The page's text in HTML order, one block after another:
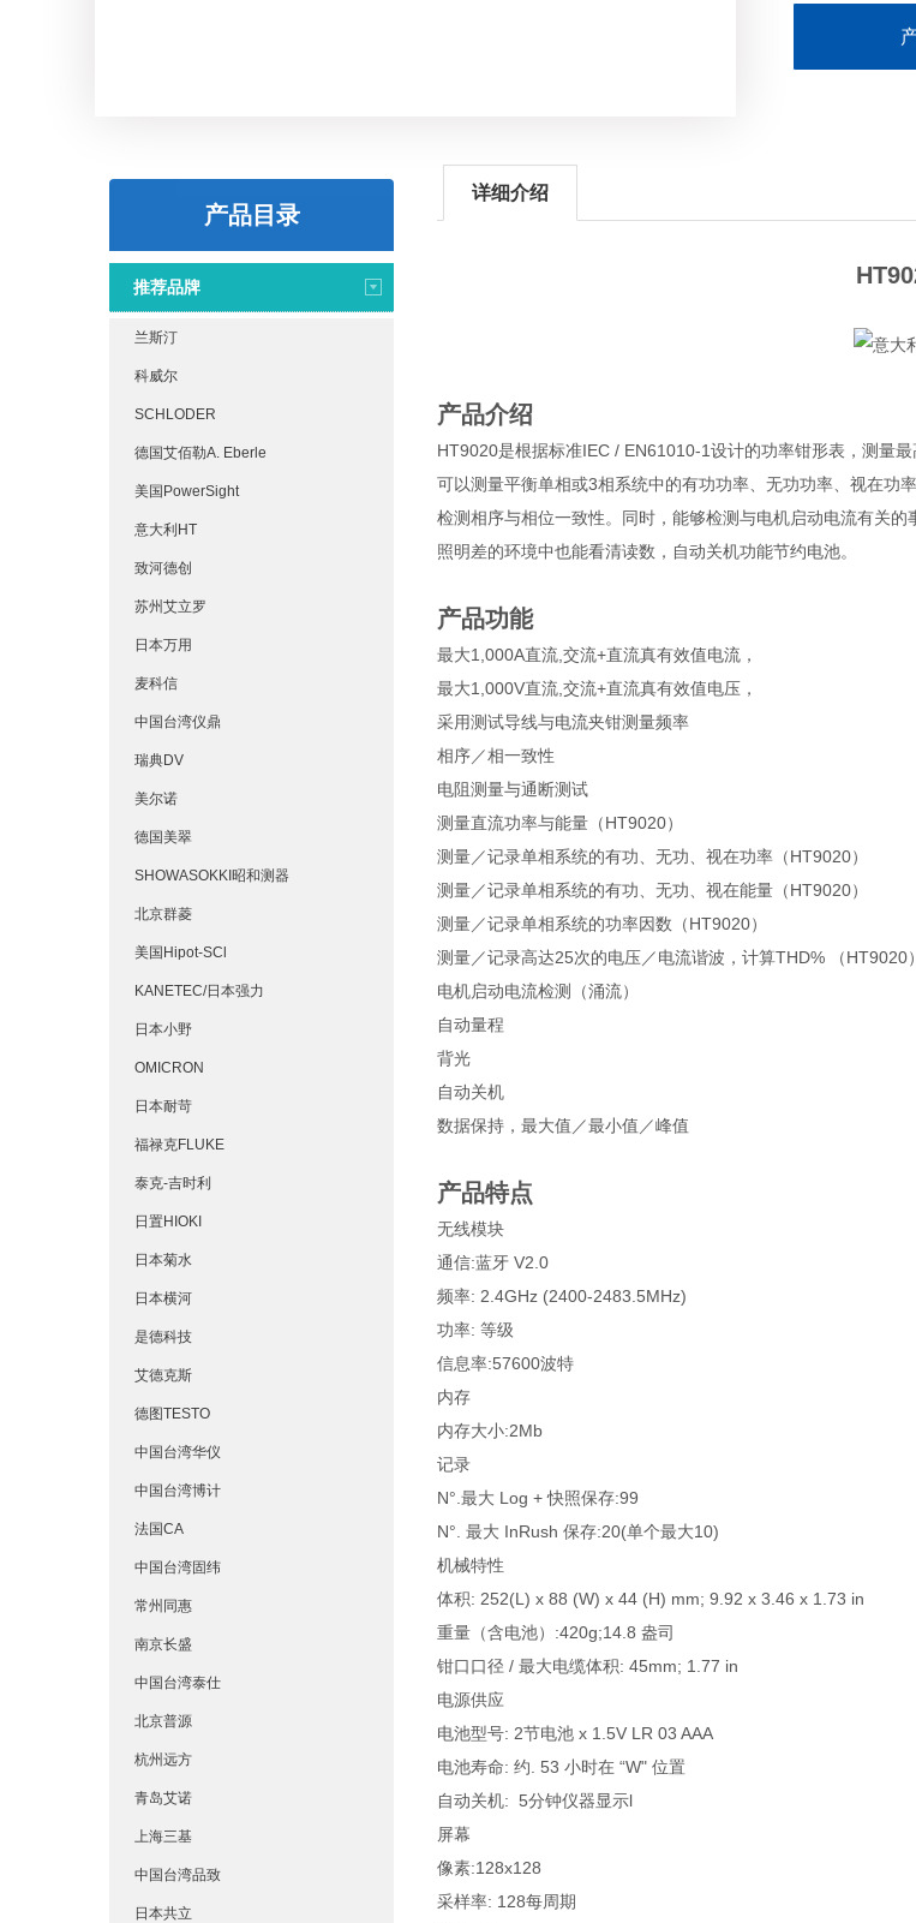
产品目录
推荐品牌
兰斯汀
科威尔
SCHLODER
德国艾佰勒A. Eberle
美国PowerSight
意大利HT
致河德创
苏州艾立罗
日本万用
麦科信
中国台湾仪鼎
瑞典DV
美尔诺
德国美翠
SHOWASOKKI昭和测器
北京群菱
美国Hipot-SCl
KANETEC/日本强力
日本小野
OMICRON
日本耐苛
福禄克FLUKE
泰克-吉时利
日置HIOKI
日本菊水
日本横河
是德科技
艾德克斯
德图TESTO
中国台湾华仪
中国台湾博计
法国CA
中国台湾固纬
常州同惠
南京长盛
中国台湾泰仕
北京普源
杭州远方
青岛艾诺
上海三基
中国台湾品致
日本共立
详细介绍
产品介绍
HT9020是根据标准IEC / EN61010-1设计的功率钳形表，测量
可以测量平衡单相或3相系统中的有功功率、无功功率、视在功
检测相序与相位一致性。同时，能够检测与电机启动电流有关
照明差的环境中也能看清读数，自动关机功能节约电池。
产品功能
最大1,000A直流,交流+直流真有效值电流，
最大1,000V直流,交流+直流真有效值电压，
采用测试导线与电流夹钳测量频率
相序／相一致性
电阻测量与通断测试
测量直流功率与能量（HT9020）
测量／记录单相系统的有功、无功、视在功率（HT9020）
测量／记录单相系统的有功、无功、视在能量（HT9020）
测量／记录单相系统的功率因数（HT9020）
测量／记录高达25次的电压／电流谐波，计算THD% （HT9020）
电机启动电流检测（涌流）
自动量程
背光
自动关机
数据保持，最大值／最小值／峰值
产品特点
无线模块
通信:蓝牙 V2.0
频率: 2.4GHz (2400-2483.5MHz)
功率: 等级
信息率:57600波特
内存
内存大小:2Mb
记录
N°.最大 Log + 快照保存:99
N°. 最大 InRush 保存:20(单个最大10)
机械特性
体积: 252(L) x 88 (W) x 44 (H) mm; 9.92 x 3.46 x 1.73 in
重量（含电池）:420g;14.8 盎司
钳口口径 / 最大电缆体积: 45mm; 1.77 in
电源供应
电池型号: 2节电池 x 1.5V LR 03 AAA
电池寿命: 约. 53 小时在 “W" 位置
自动关机: 5分钟仪器显示l
屏幕
像素:128x128
采样率: 128每周期